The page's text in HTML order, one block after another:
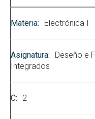
Electrónica I
Deseño e
Integrados
2